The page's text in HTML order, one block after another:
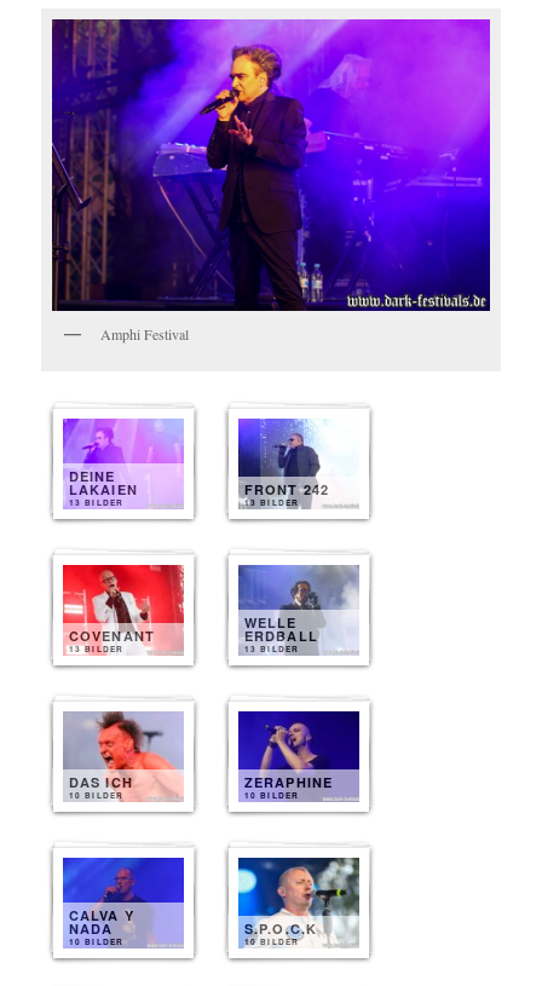
Amphi Festival
DEINE
LAKAIEN
13 BILDER
FRONT 242
13 BILDER
COVENANT
13 BILDER
WELLE
ERDBALL
13 BILDER
DAS ICH
10 BILDER
ZERAPHINE
10 BILDER
CALVA Y
NADA
10 BILDER
S.P.O.C.K
10 BILDER